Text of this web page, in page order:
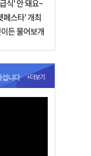
식' 안 돼요~
페스타' 개최
든 물어보개
섭니다 +더보기